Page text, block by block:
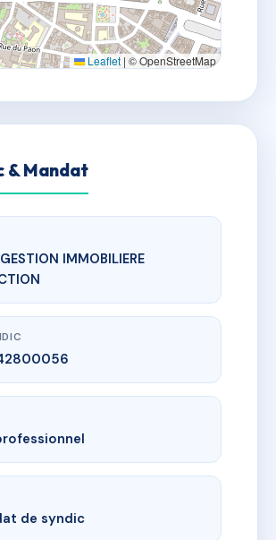
Leaflet | © OpenStreetMap
& Mandat
IMMOBILIERE
de syndic